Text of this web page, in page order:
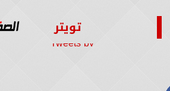
تويتر
Tweets by